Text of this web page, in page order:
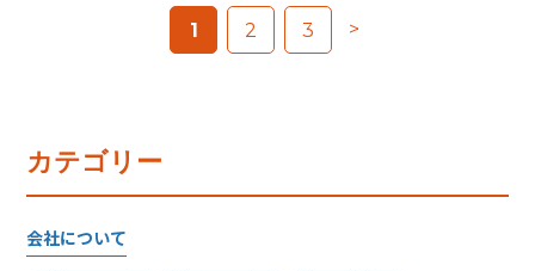
1 2 3 >
カテゴリー
会社について